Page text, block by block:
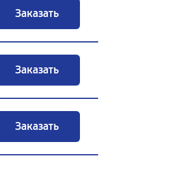
Заказать
Заказать
Заказать